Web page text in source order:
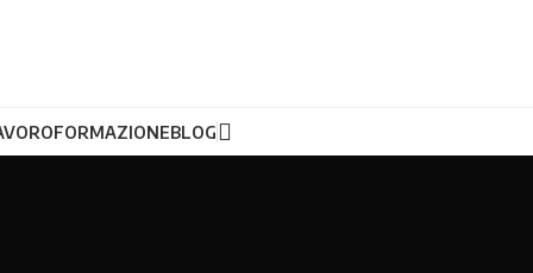
FORMAZIONEBLOG